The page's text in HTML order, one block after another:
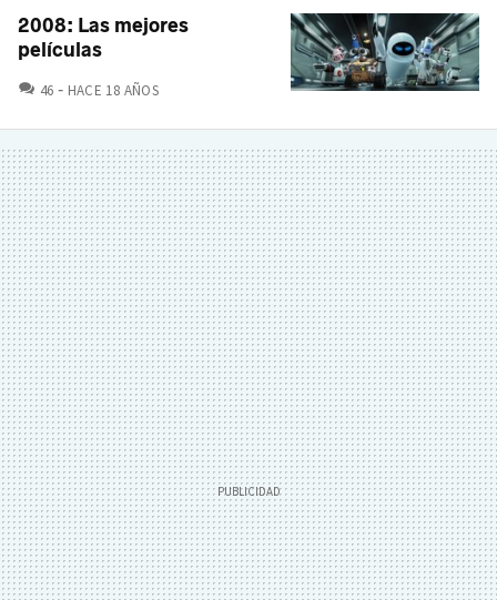
2008: Las mejores
películas
46 COMENTARIOS
HACE 18 AÑOS